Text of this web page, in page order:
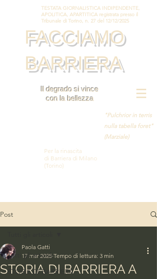
TESTATA GIORNALISTICA INDIPENDENTE,
APOLITICA, APARTITICA registrata presso il
Tribunale di Torino, n. 27 del 12/12/2025
FACCIAMO
BARRIERA
Il degrado si vince
con la bellezza
"Pulchrior in terris
nulla tabella foret"
(Marziale)
Per la rinascita
di Barriera di Milano
(Torino)
Post
Tutti gli articoli
STORIE DI BARRIERA
STORIA DI BARRIERA A
Paola Gatti
17 mar 2025 Tempo di lettura: 3 min